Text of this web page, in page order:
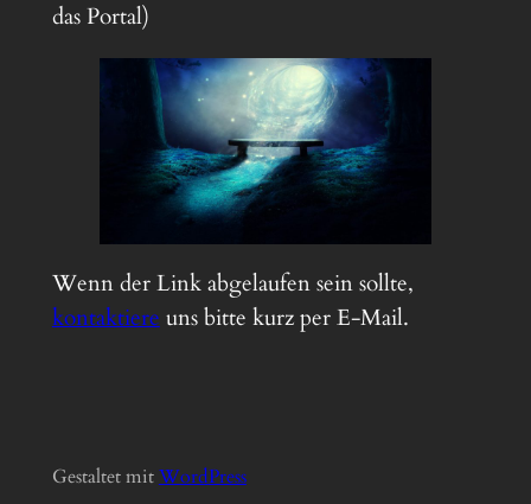
das Portal)
Wenn der Link abgelaufen sein sollte,
kontaktiereuns bitte kurz per E-Mail.
Gestaltet mitWordPress